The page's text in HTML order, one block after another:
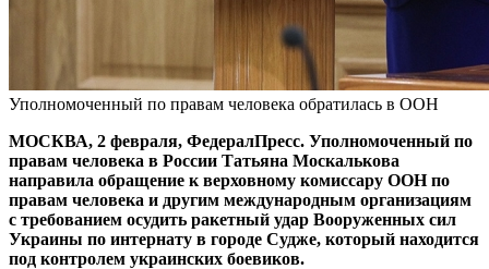
Уполномоченный по правам человека обратилась в ООН
МОСКВА, 2 февраля, ФедералПресс. Уполномоченный по
правам человека в России Татьяна Москалькова
направила обращение к верховному комиссару ООН по
правам человека и другим международным организациям
с требованием осудить ракетный удар Вооруженных сил
Украины по интернату в городе Судже, который находится
под контролем украинских боевиков.